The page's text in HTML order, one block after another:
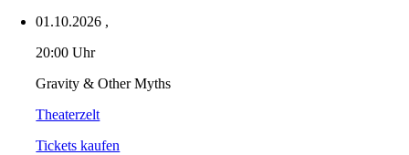
01.10.2026 ,
20:00 Uhr
Gravity & Other Myths
Theaterzelt
Tickets kaufen